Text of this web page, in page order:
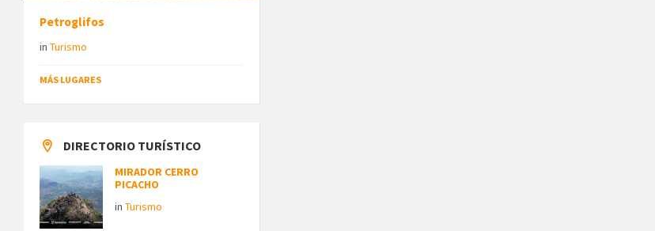
Petroglifos
in Turismo
MÁS LUGARES
DIRECTORIO TURÍSTICO
MIRADOR CERRO
PICACHO
in Turismo